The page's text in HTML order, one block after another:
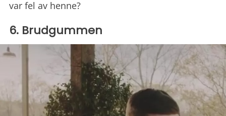
var fel av henne?
6. Brudgummen